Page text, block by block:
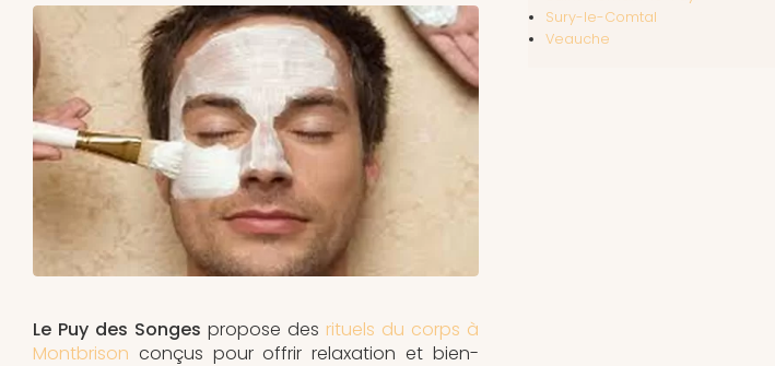
Le Puy des Songes propose des rituels du corps à
Montbrison conçus pour offrir relaxation et bien-
Sury-le-Comtal
Veauche